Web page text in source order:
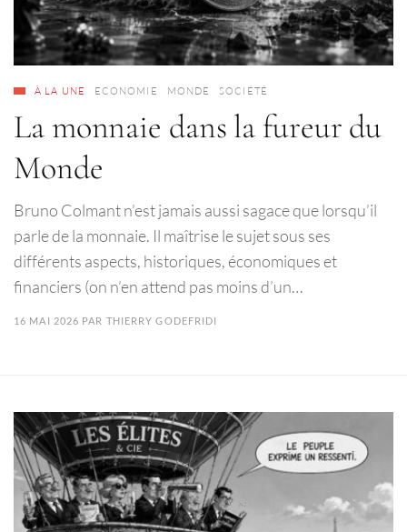
À LA UNE ECONOMIE MONDE SOCIÉTÉ
La monnaie dans la fureur du
Monde
Bruno Colmant n’est jamais aussi sagace que lorsqu’il
parle de la monnaie. Il maîtrise le sujet sous ses
différents aspects, historiques, économiques et
financiers (on n’en attend pas moins d’un…
16 MAI 2026 PAR THIERRY GODEFRIDI